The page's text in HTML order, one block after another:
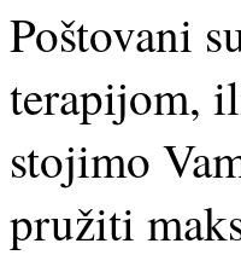
Poštovani
terapijom,
stojimo
pružiti